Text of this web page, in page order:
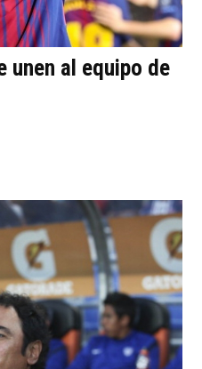
unen al equipo de